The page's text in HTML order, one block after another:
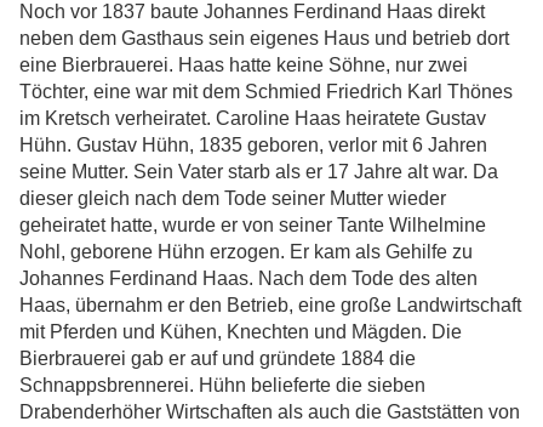
Noch vor 1837 baute Johannes Ferdinand Haas direkt
neben dem Gasthaus sein eigenes Haus und betrieb dort
eine Bierbrauerei. Haas hatte keine Söhne, nur zwei
Töchter, eine war mit dem Schmied Friedrich Karl Thönes
im Kretsch verheiratet. Caroline Haas heiratete Gustav
Hühn. Gustav Hühn, 1835 geboren, verlor mit 6 Jahren
seine Mutter. Sein Vater starb als er 17 Jahre alt war. Da
dieser gleich nach dem Tode seiner Mutter wieder
geheiratet hatte, wurde er von seiner Tante Wilhelmine
Nohl, geborene Hühn erzogen. Er kam als Gehilfe zu
Johannes Ferdinand Haas. Nach dem Tode des alten
Haas, übernahm er den Betrieb, eine große Landwirtschaft
mit Pferden und Kühen, Knechten und Mägden. Die
Bierbrauerei gab er auf und gründete 1884 die
Schnappsbrennerei. Hühn belieferte die sieben
Drabenderhöher Wirtschaften als auch die Gaststätten von